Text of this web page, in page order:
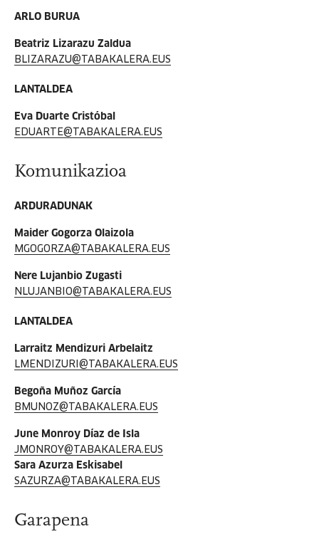
ARLO BURUA
Beatriz Lizarazu Zaldua
BLIZARAZU@TABAKALERA.EUS
LANTALDEA
Eva Duarte Cristóbal
EDUARTE@TABAKALERA.EUS
Komunikazioa
ARDURADUNAK
Maider Gogorza Olaizola
MGOGORZA@TABAKALERA.EUS
Nere Lujanbio Zugasti
NLUJANBIO@TABAKALERA.EUS
LANTALDEA
Larraitz Mendizuri Arbelaitz
LMENDIZURI@TABAKALERA.EUS
Begoña Muñoz García
BMUNOZ@TABAKALERA.EUS
June Monroy Díaz de Isla
JMONROY@TABAKALERA.EUS
Sara Azurza Eskisabel
SAZURZA@TABAKALERA.EUS
Garapena